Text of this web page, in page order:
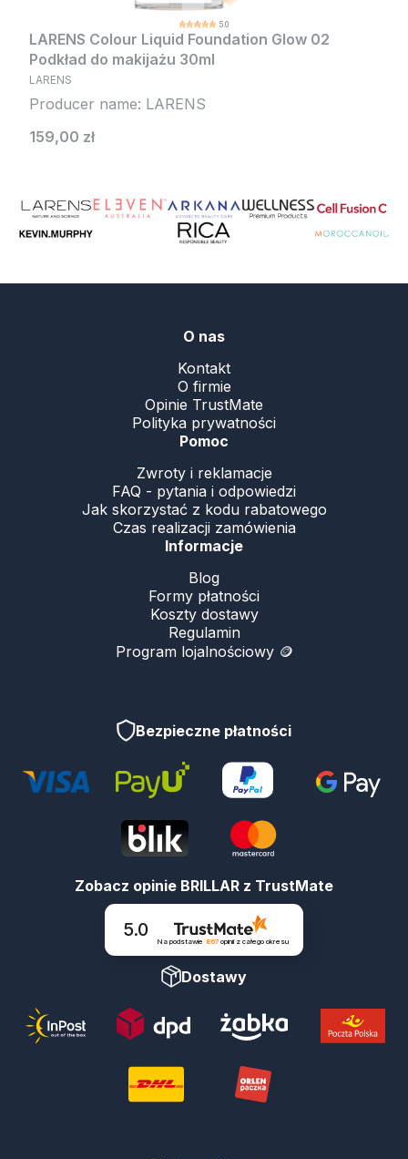
5.0
LARENS Colour Liquid Foundation Glow 02
Podkład do makijażu 30ml
LARENS
Producer name: LARENS
Cena
159,00 zł
O nas
Kontakt
O firmie
Opinie TrustMate
Polityka prywatności
Pomoc
Zwroty i reklamacje
FAQ - pytania i odpowiedzi
Jak skorzystać z kodu rabatowego
Czas realizacji zamówienia
Informacje
Blog
Formy płatności
Koszty dostawy
Regulamin
Program lojalnościowy 🪙
Bezpieczne płatności
Zobacz opinie BRILLAR z TrustMate
5.0
Na podstawie 867 opinii z całego okresu
Dostawy